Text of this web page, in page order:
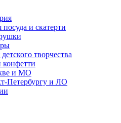
посуда и скатерти
творчества
и МО
Петербургу и ЛО